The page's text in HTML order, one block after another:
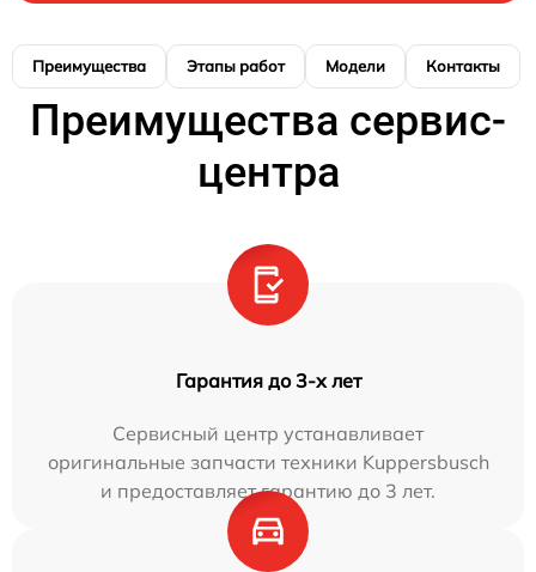
Преимущества Этапы работ Модели Контакты
Преимущества сервис-
центра
Гарантия до 3-х лет
Сервисный центр устанавливает
оригинальные запчасти техники Kuppersbusch
и предоставляет гарантию до 3 лет.